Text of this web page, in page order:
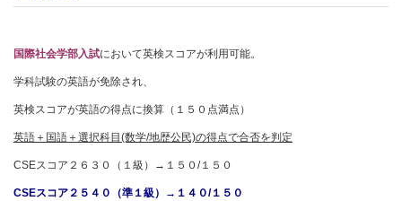
国際社会学部入試において英検スコアが利用可能。
学科試験の英語が免除され、
英検スコアが英語の得点に換算（１５０点満点）
英語＋国語＋選択科目(数学/地歴公民)の得点で合否を判定
CSEスコア２６３０（１級）→１５０/１５０
CSEスコア２５４０（準１級）→１４０/１５０